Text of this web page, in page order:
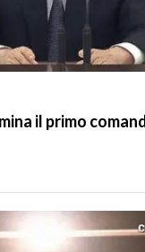
il primo